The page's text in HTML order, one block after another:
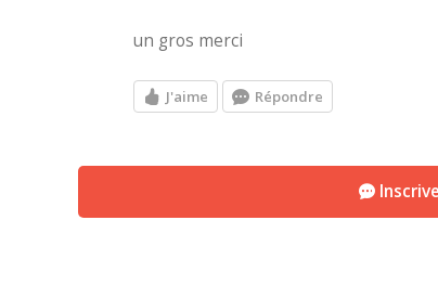
un gros merci
J'aime Répondre